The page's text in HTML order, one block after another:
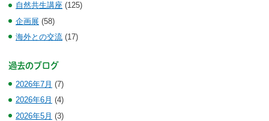
自然共生講座 (125)
企画展 (58)
海外との交流 (17)
過去のブログ
2026年7月 (7)
2026年6月 (4)
2026年5月 (3)